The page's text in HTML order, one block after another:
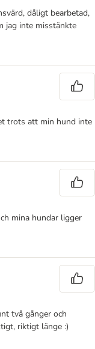
dåligt bearbetad,
jag inte misstänkte
trots att min hund inte
mina hundar ligger
två gånger och
riktigt länge :)